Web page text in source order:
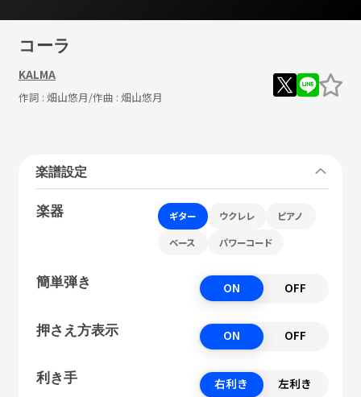
コーラ
KALMA
作詞 : 畑山悠月/作曲 : 畑山悠月
楽譜設定
楽器 ギター ウクレレ ピアノ
ベース パワーコード
簡単弾き ON OFF
押さえ方表示 ON OFF
利き手 右利き 左利き